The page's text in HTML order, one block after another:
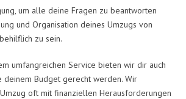
um alle deine Fragen zu beantworten
und Organisation deines Umzugs von
zu sein.
umfangreichen Service bieten wir dir auch
deinem Budget gerecht werden. Wir
oft mit finanziellen Herausforderungen